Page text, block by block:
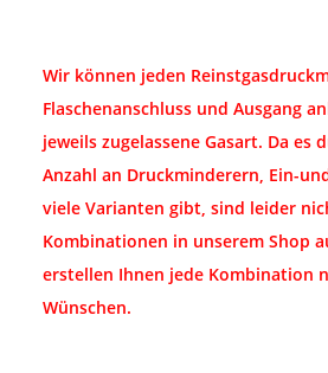
Wir können jeden
Flaschenanschluss und Ausgang
jeweils zugelassene Gasart. Da es
Anzahl an Druckminderern, Ein-
viele Varianten gibt, sind leider
Kombinationen in unserem Shop
erstellen Ihnen jede Kombination
Wünschen.